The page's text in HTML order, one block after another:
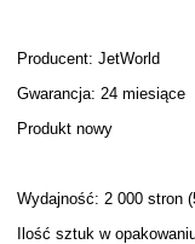
Producent: JetWorld
Gwarancja: 24 miesiące
Produkt nowy
Wydajność: 2 000 stron
Ilość sztuk w